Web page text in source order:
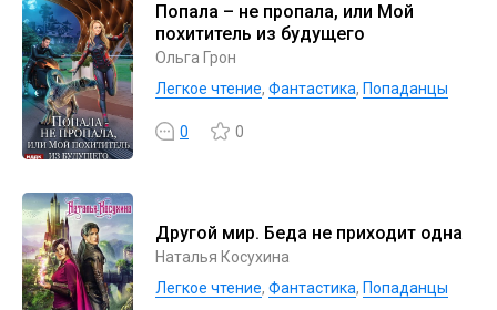
Попала – не пропала, или Мой
похититель из будущего
Ольга Грон
Легкое чтение, Фантастика, Попаданцы
0 0
Другой мир. Беда не приходит одна
Наталья Косухина
Легкое чтение, Фантастика, Попаданцы